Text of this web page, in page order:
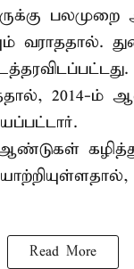
பலமுறை
வராததால்.
2014-ம்
Read More